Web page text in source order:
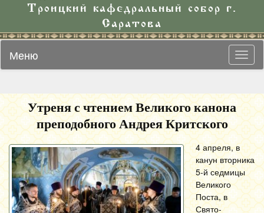
Троицкий кафедральный собор г.
Саратова
Меню
Утреня с чтением Великого канона
преподобного Андрея Критского
4 апреля, в
канун вторника
5-й седмицы
Великого
Поста, в
Свято-